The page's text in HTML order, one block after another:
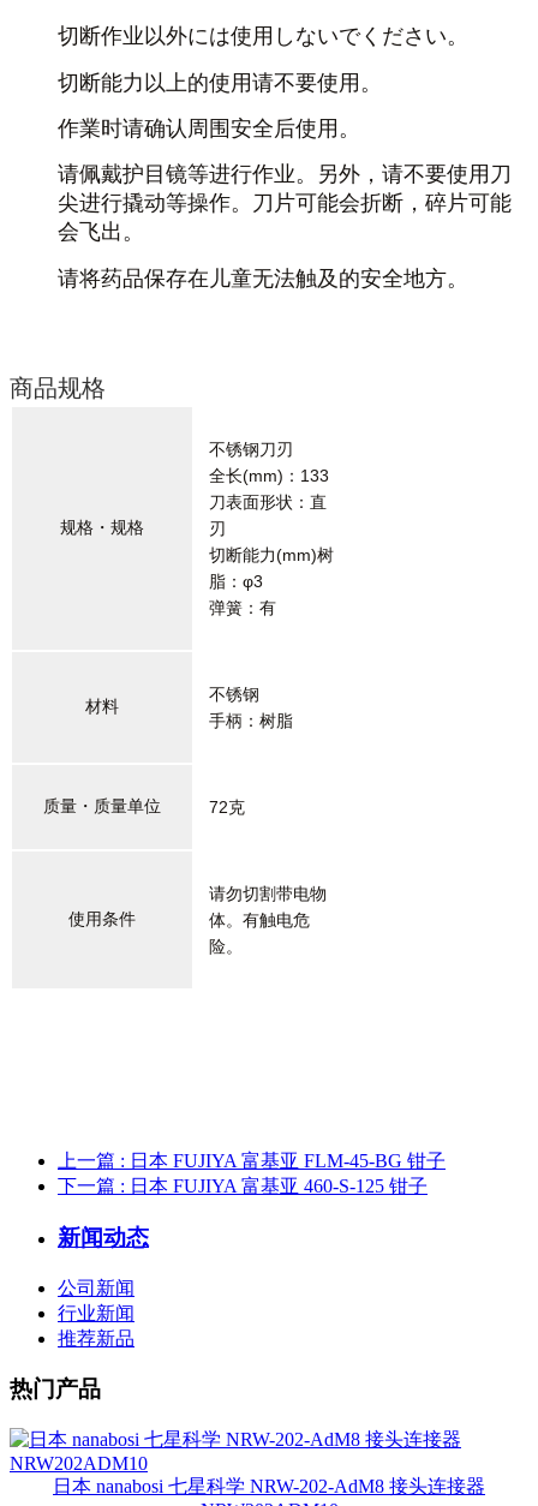
切断作业以外には使用しないでください。
切断能力以上的使用请不要使用。
作業时请确认周围安全后使用。
请佩戴护目镜等进行作业。另外，请不要使用刀
尖进行撬动等操作。刀片可能会折断，碎片可能
会飞出。
请将药品保存在儿童无法触及的安全地方。
商品规格
规格・规格
不锈钢刀刃
全长(mm)：133
刀表面形状：直
刃
切断能力(mm)树
脂：φ3
弹簧：有
材料
不锈钢
手柄：树脂
质量・质量单位 72克
使用条件
请勿切割带电物
体。有触电危
险。
上一篇 : 日本 FUJIYA 富基亚 FLM-45-BG 钳子
下一篇 : 日本 FUJIYA 富基亚 460-S-125 钳子
新闻动态
公司新闻
行业新闻
推荐新品
热门产品
日本 nanabosi 七星科学 NRW-202-AdM8 接头连接器